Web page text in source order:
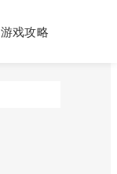
游戏攻略